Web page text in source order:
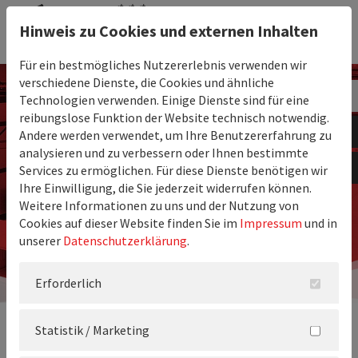
Hinweis zu Cookies und externen Inhalten
Für ein bestmögliches Nutzererlebnis verwenden wir
verschiedene Dienste, die Cookies und ähnliche
Technologien verwenden. Einige Dienste sind für eine
reibungslose Funktion der Website technisch notwendig.
Andere werden verwendet, um Ihre Benutzererfahrung zu
analysieren und zu verbessern oder Ihnen bestimmte
Services zu ermöglichen. Für diese Dienste benötigen wir
Ihre Einwilligung, die Sie jederzeit widerrufen können.
Weitere Informationen zu uns und der Nutzung von
Cookies auf dieser Website finden Sie im Impressum und in
unserer Datenschutzerklärung.
Erforderlich
Statistik / Marketing